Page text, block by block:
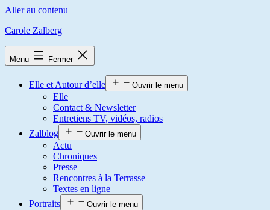
Aller au contenu
Carole Zalberg
Menu Fermer
Elle et Autour d’elle Ouvrir le menu
Elle
Contact & Newsletter
Entretiens TV, vidéos, radios
Zalblog
Ouvrir le menu
Actu
Chroniques
Presse
Rencontres à la Terrasse
Textes en ligne
Portraits
Ouvrir le menu